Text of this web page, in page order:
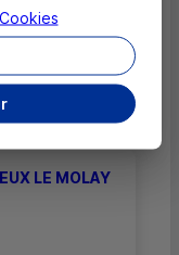
LE MOLAY
Cookies